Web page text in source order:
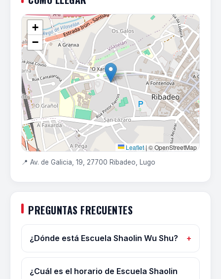
+
−
Leaflet|© OpenStreetMap
📍 Av. de Galicia, 19, 27700 Ribadeo, Lugo
PREGUNTAS FRECUENTES
¿Dónde está Escuela Shaolin Wu Shu?
¿Cuál es el horario de Escuela Shaolin